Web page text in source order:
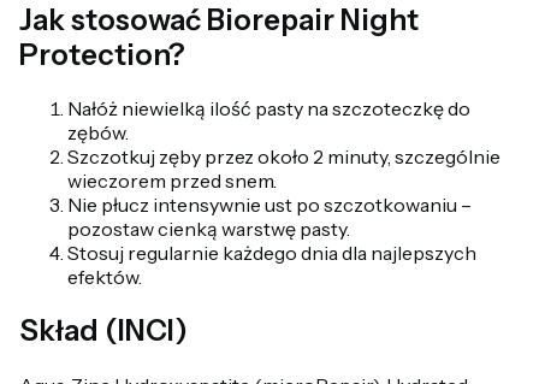
Jak stosować Biorepair Night
Protection?
Nałóż niewielką ilość pasty na szczoteczkę do
zębów.
Szczotkuj zęby przez około 2 minuty, szczególnie
wieczorem przed snem.
Nie płucz intensywnie ust po szczotkowaniu –
pozostaw cienką warstwę pasty.
Stosuj regularnie każdego dnia dla najlepszych
efektów.
Skład (INCI)